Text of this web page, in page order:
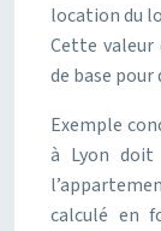
location du
Cette valeur
de base
Exemple
à Lyon doit
calculé en